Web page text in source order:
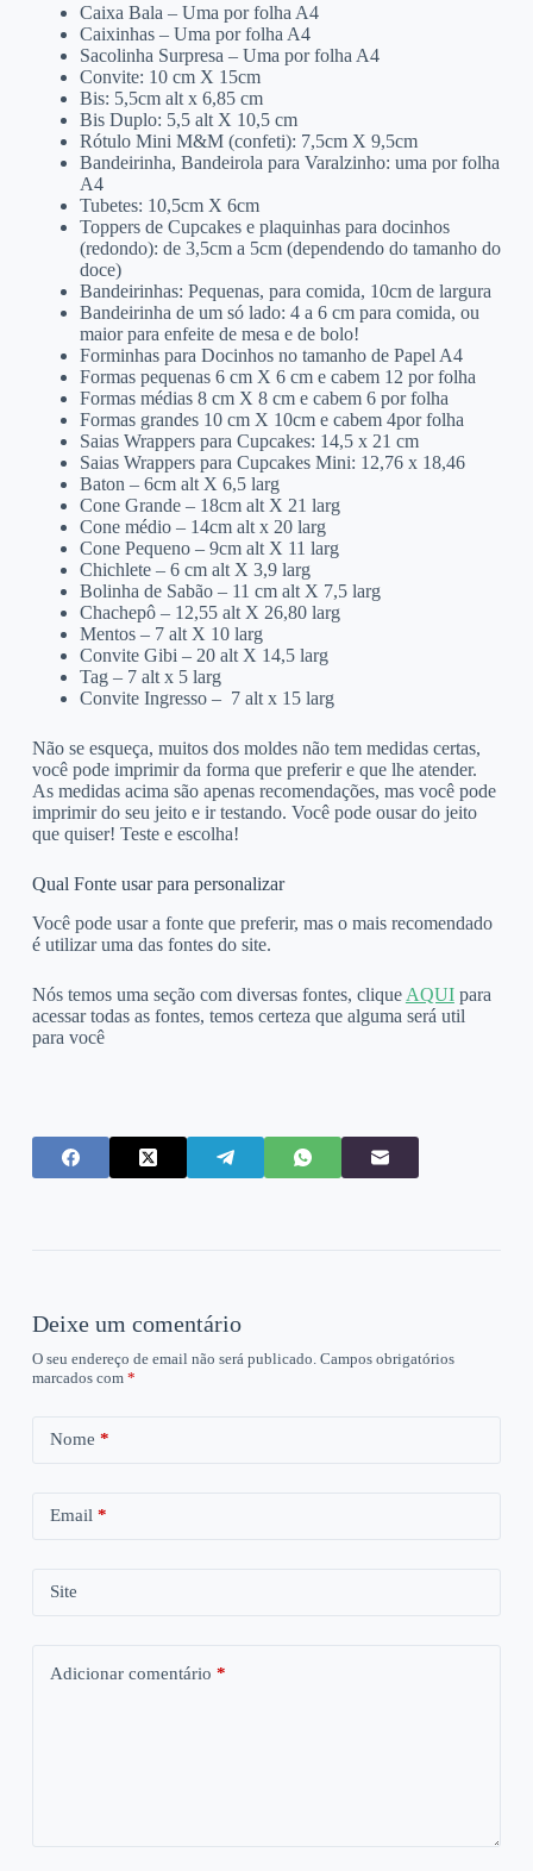
Caixa Bala – Uma por folha A4
Caixinhas – Uma por folha A4
Sacolinha Surpresa – Uma por folha A4
Convite: 10 cm X 15cm
Bis: 5,5cm alt x 6,85 cm
Bis Duplo: 5,5 alt X 10,5 cm
Rótulo Mini M&M (confeti): 7,5cm X 9,5cm
Bandeirinha, Bandeirola para Varalzinho: uma por folha
A4
Tubetes: 10,5cm X 6cm
Toppers de Cupcakes e plaquinhas para docinhos
(redondo): de 3,5cm a 5cm (dependendo do tamanho do
doce)
Bandeirinhas: Pequenas, para comida, 10cm de largura
Bandeirinha de um só lado: 4 a 6 cm para comida, ou
maior para enfeite de mesa e de bolo!
Forminhas para Docinhos no tamanho de Papel A4
Formas pequenas 6 cm X 6 cm e cabem 12 por folha
Formas médias 8 cm X 8 cm e cabem 6 por folha
Formas grandes 10 cm X 10cm e cabem 4por folha
Saias Wrappers para Cupcakes: 14,5 x 21 cm
Saias Wrappers para Cupcakes Mini: 12,76 x 18,46
Baton – 6cm alt X 6,5 larg
Cone Grande – 18cm alt X 21 larg
Cone médio – 14cm alt x 20 larg
Cone Pequeno – 9cm alt X 11 larg
Chichlete – 6 cm alt X 3,9 larg
Bolinha de Sabão – 11 cm alt X 7,5 larg
Chachepô – 12,55 alt X 26,80 larg
Mentos – 7 alt X 10 larg
Convite Gibi – 20 alt X 14,5 larg
Tag – 7 alt x 5 larg
Convite Ingresso – 7 alt x 15 larg
Não se esqueça, muitos dos moldes não tem medidas certas,
você pode imprimir da forma que preferir e que lhe atender.
As medidas acima são apenas recomendações, mas você pode
imprimir do seu jeito e ir testando. Você pode ousar do jeito
que quiser! Teste e escolha!
Qual Fonte usar para personalizar
Você pode usar a fonte que preferir, mas o mais recomendado
é utilizar uma das fontes do site.
Nós temos uma seção com diversas fontes, clique AQUIpara
acessar todas as fontes, temos certeza que alguma será util
para você
Deixe um comentário
O seu endereço de email não será publicado. Campos obrigatórios
marcados com *
Nome *
Email*
Site
Adicionar comentário *